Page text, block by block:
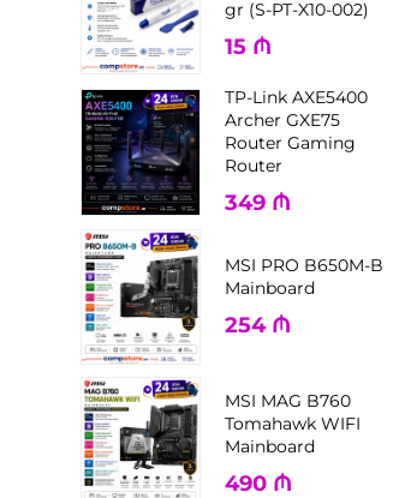
gr (S-PT-X10-002)
15 ₼
TP-Link AXE5400
Archer GXE75
Router Gaming
Router
349 ₼
MSI PRO B650M-B
Mainboard
254 ₼
MSI MAG B760
Tomahawk WIFI
Mainboard
490 ₼